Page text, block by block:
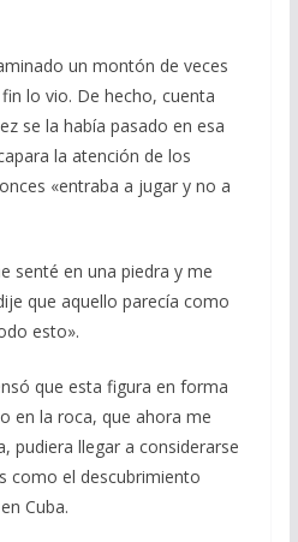
A
l p
ar
ti
r
un montón de veces
lo vio. De hecho, cuenta
se la había pasado en esa
la atención de los
«entraba a jugar y no a
senté en una piedra y me
que aquello parecía como
esto».
que esta figura en forma
en la roca, que ahora me
pudiera llegar a considerarse
como el descubrimiento
Cuba.